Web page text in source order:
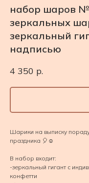
набор шаров
зеркальных
зеркальный
надписью
4 350 р.
Шарики на выписку
праздника 🎈☺️
В набор входит:
-зеркальный гигант с
конфетти